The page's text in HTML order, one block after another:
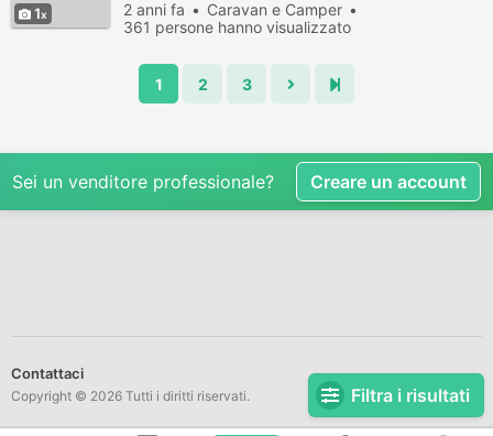
Filtra i risultati
1 2 anni fa
Caravan e Camper
361 persone hanno visualizzato
1 2 3
Sei un venditore professionale? Creare un account
Contattaci
Copyright © 2026 Tutti i diritti riservati.